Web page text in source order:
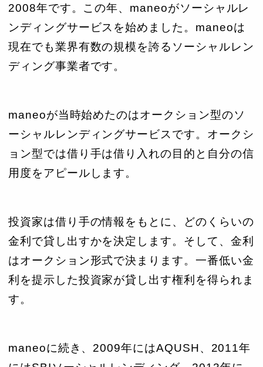
2008年です。この年、maneoがソーシャルレ
ンディングサービスを始めました。maneoは
現在でも業界有数の規模を誇るソーシャルレン
ディング事業者です。
maneoが当時始めたのはオークション型のソ
ーシャルレンディングサービスです。オークシ
ョン型では借り手は借り入れの目的と自分の信
用度をアピールします。
投資家は借り手の情報をもとに、どのくらいの
金利で貸し出すかを決定します。そして、金利
はオークション形式で決まります。一番低い金
利を提示した投資家が貸し出す権利を得られま
す。
maneoに続き、2009年にはAQUSH、2011年